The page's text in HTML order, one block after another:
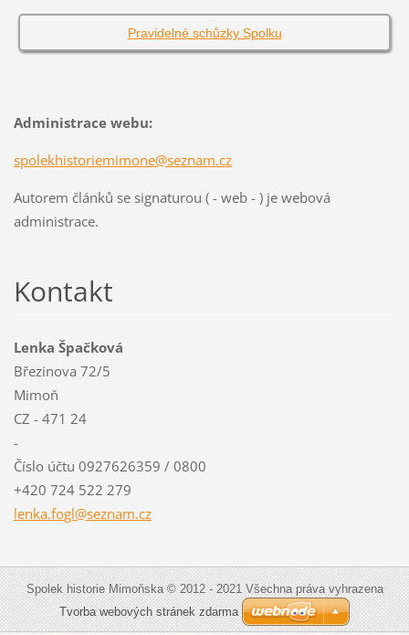
Pravidelné schůzky Spolku
Administrace webu:
spolekhistoriemimone@seznam.cz
Autorem článků se signaturou ( - web - ) je webová
administrace.
Kontakt
Lenka Špačková
Březinova 72/5
Mimoň
CZ - 471 24
-
Číslo účtu 0927626359 / 0800
+420 724 522 279
lenka.fogl@seznam.cz
Spolek historie Mimoňska © 2012 - 2021 Všechna práva vyhrazena
Tvorba webových stránek zdarma